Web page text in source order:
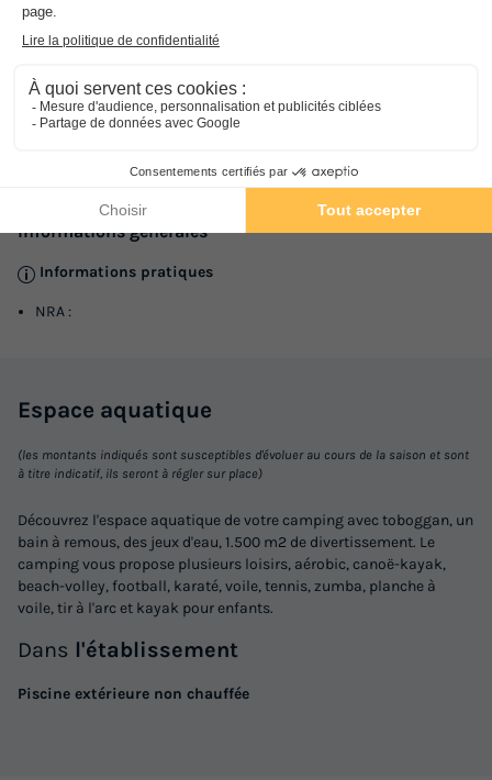
Viale della Laguna,16 - Loc. Bibione Pineda
Informations générales
Informations pratiques
NRA :
Espace aquatique
(les montants indiqués sont susceptibles d'évoluer au cours de la saison et sont
à titre indicatif, ils seront à régler sur place)
Découvrez l'espace aquatique de votre camping avec toboggan, un
bain à remous, des jeux d'eau, 1.500 m2 de divertissement. Le
camping vous propose plusieurs loisirs, aérobic, canoë-kayak,
beach-volley, football, karaté, voile, tennis, zumba, planche à
voile, tir à l'arc et kayak pour enfants.
Dans l'établissement
Piscine extérieure non chauffée